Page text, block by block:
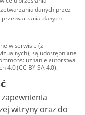
danych przez
przetwarzania danych
w serwisie (z
są udostępniane
uznanie autorstwa
4.0 (CC BY-SA 4.0).
tym zdjęcia, materiały
na licencji typu
autorstwa użycie
zależnych 4.0 (CC BY-
inaczej.
witryny oraz do